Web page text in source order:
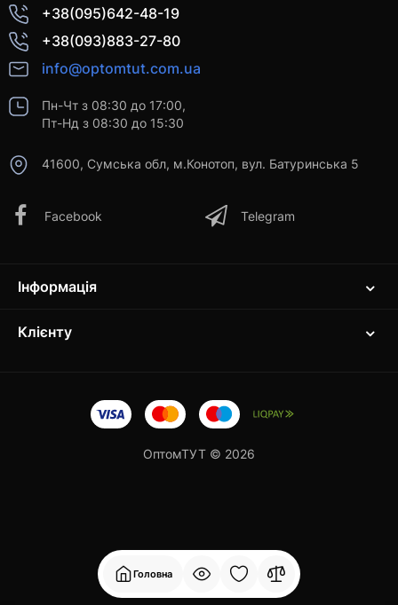
Головна
+38(095)642-48-19
+38(093)883-27-80
info@optomtut.com.ua
Пн-Чт з 08:30 до 17:00,
Пт-Нд з 08:30 до 15:30
41600, Сумська обл, м.Конотоп, вул. Батуринська 5
Facebook Telegram
Інформація
Клієнту
ОптомТУТ © 2026